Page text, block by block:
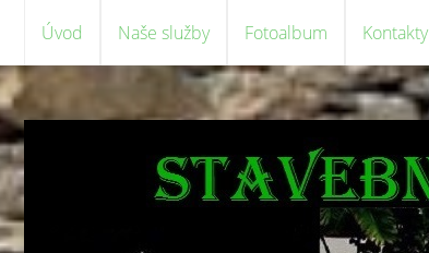
Úvod Naše služby Fotoalbum Kontakty